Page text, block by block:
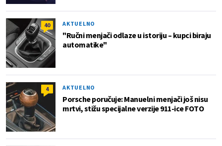
40 AKTUELNO
"Ručni menjači odlaze u istoriju – kupci biraju
automatike"
4 AKTUELNO
Porsche poručuje: Manuelni menjači još nisu
mrtvi, stižu specijalne verzije 911-ice FOTO